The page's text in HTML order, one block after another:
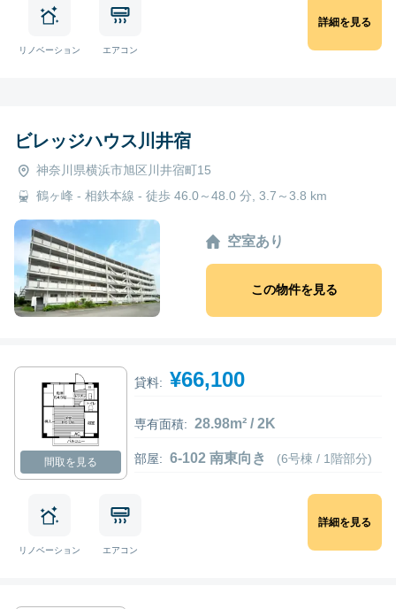
リノベーション エアコン
詳細を見る
ビレッジハウス川井宿
神奈川県横浜市旭区川井宿町15
鶴ヶ峰 - 相鉄本線 - 徒歩 46.0～48.0 分, 3.7～3.8 km
空室あり
この物件を見る
間取を見る
貸料: ¥66,100
専有面積: 28.98m² / 2K
部屋: 6-102 南東向き (6号棟 / 1階部分)
リノベーション エアコン
詳細を見る